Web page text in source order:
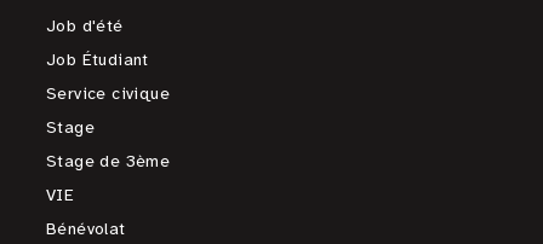
Job d'été
Job Étudiant
Service civique
Stage
Stage de 3ème
VIE
Bénévolat